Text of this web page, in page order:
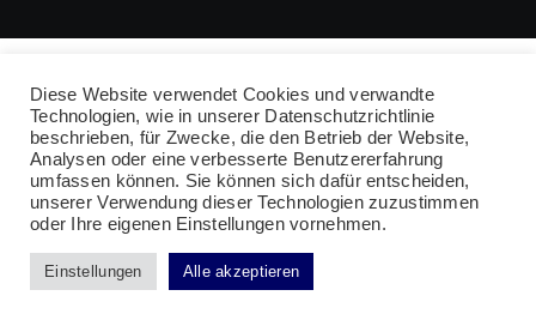
Diese Website verwendet Cookies und verwandte
Technologien, wie in unserer Datenschutzrichtlinie
beschrieben, für Zwecke, die den Betrieb der Website,
Analysen oder eine verbesserte Benutzererfahrung
umfassen können. Sie können sich dafür entscheiden,
unserer Verwendung dieser Technologien zuzustimmen
oder Ihre eigenen Einstellungen vornehmen.
Einstellungen Alle akzeptieren